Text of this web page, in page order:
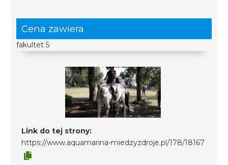
Cena zawiera
fakultet 5
Link do tej strony:
https://www.aquamarina-miedzyzdroje.pl/178/18167